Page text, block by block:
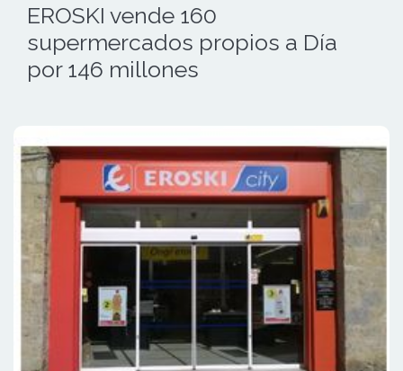
EROSKI vende 160
supermercados propios a Día
por 146 millones